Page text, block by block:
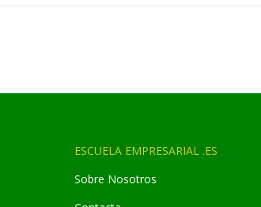
ESCUELA EMPRESARIAL .ES
Sobre Nosotros